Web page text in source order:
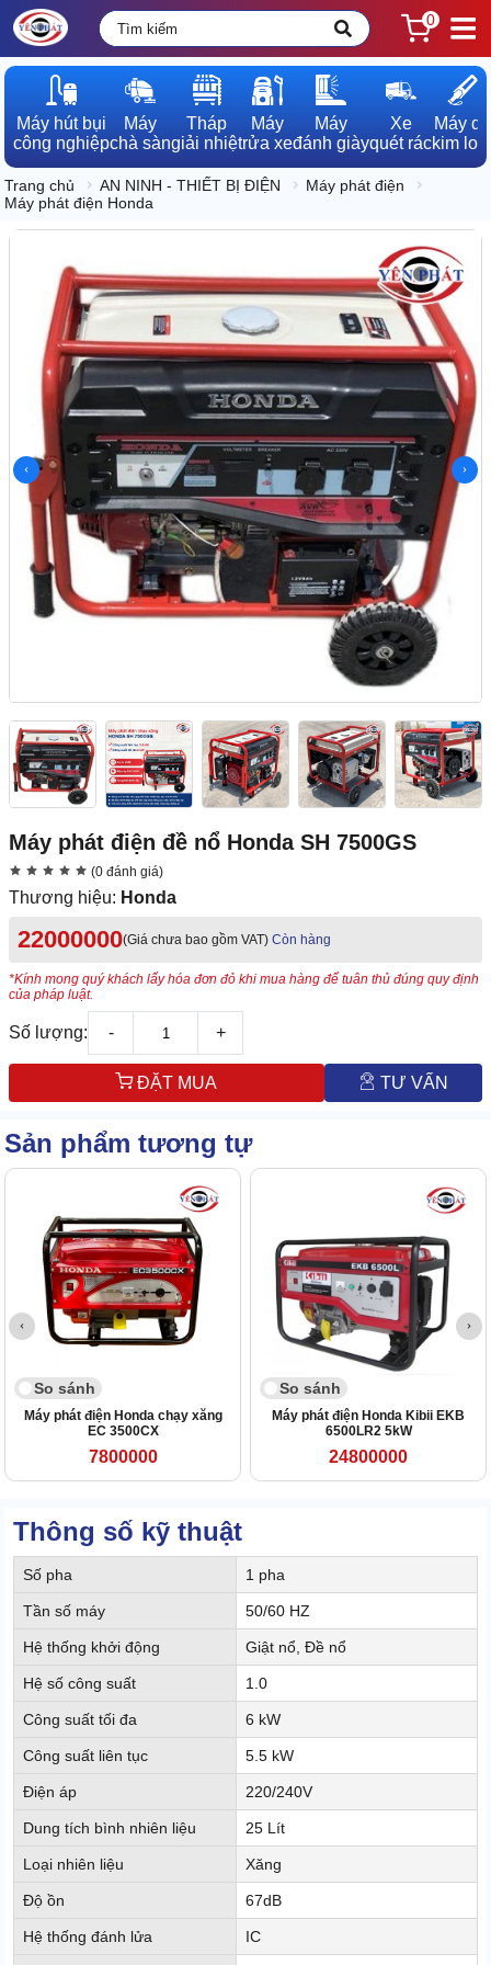
0
Máy hút bụi
công nghiệp
Máy
chà sàn
Tháp
giải nhiệt
Máy
rửa xe
Máy
đánh giày
Xe
quét rác
Máy dò
kim loại
Trang chủ AN NINH - THIẾT BỊ ĐIỆN
Máy phát điện
Máy phát điện Honda
Máy phát điện đề nổ Honda SH 7500GS
(0 đánh giá)
Thương hiệu: Honda
22000000(Giá chưa bao gồm VAT) Còn hàng
*Kính mong quý khách lấy hóa đơn đỏ khi mua hàng để tuân thủ đúng quy định
của pháp luật.
Số lượng: - +
ĐẶT MUA TƯ VẤN
Sản phẩm tương tự
So sánh
Máy phát điện Honda chạy xăng
EC 3500CX
7800000
So sánh
Máy phát điện Honda Kibii EKB
6500LR2 5kW
24800000
Thông số kỹ thuật
Số pha 1 pha
Tần số máy 50/60 HZ
Hệ thống khởi động Giật nổ, Đề nổ
Hệ số công suất 1.0
Công suất tối đa 6 kW
Công suất liên tục 5.5 kW
Điện áp 220/240V
Dung tích bình nhiên liệu 25 Lít
Loại nhiên liệu Xăng
Độ ồn 67dB
Hệ thống đánh lửa IC